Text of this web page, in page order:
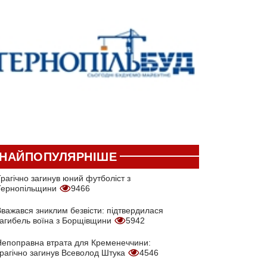
загинув юний футболіст з
9466
зниклим безвісти: підтвердилася
воїна з Борщівщини
5942
втрата для Кременеччини:
загинув Всеволод Штука
4546